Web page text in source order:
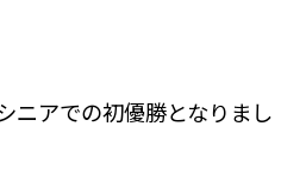
ニアでの初優勝となりまし